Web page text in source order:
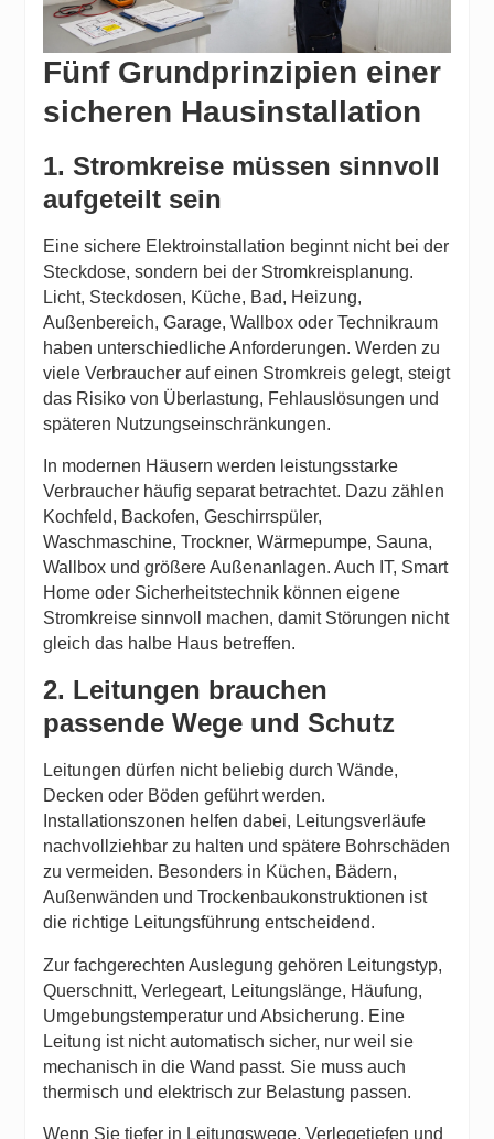
Fünf Grundprinzipien einer
sicheren Hausinstallation
1. Stromkreise müssen sinnvoll
aufgeteilt sein
Eine sichere Elektroinstallation beginnt nicht bei der
Steckdose, sondern bei der Stromkreisplanung.
Licht, Steckdosen, Küche, Bad, Heizung,
Außenbereich, Garage, Wallbox oder Technikraum
haben unterschiedliche Anforderungen. Werden zu
viele Verbraucher auf einen Stromkreis gelegt, steigt
das Risiko von Überlastung, Fehlauslösungen und
späteren Nutzungseinschränkungen.
In modernen Häusern werden leistungsstarke
Verbraucher häufig separat betrachtet. Dazu zählen
Kochfeld, Backofen, Geschirrspüler,
Waschmaschine, Trockner, Wärmepumpe, Sauna,
Wallbox und größere Außenanlagen. Auch IT, Smart
Home oder Sicherheitstechnik können eigene
Stromkreise sinnvoll machen, damit Störungen nicht
gleich das halbe Haus betreffen.
2. Leitungen brauchen
passende Wege und Schutz
Leitungen dürfen nicht beliebig durch Wände,
Decken oder Böden geführt werden.
Installationszonen helfen dabei, Leitungsverläufe
nachvollziehbar zu halten und spätere Bohrschäden
zu vermeiden. Besonders in Küchen, Bädern,
Außenwänden und Trockenbaukonstruktionen ist
die richtige Leitungsführung entscheidend.
Zur fachgerechten Auslegung gehören Leitungstyp,
Querschnitt, Verlegeart, Leitungslänge, Häufung,
Umgebungstemperatur und Absicherung. Eine
Leitung ist nicht automatisch sicher, nur weil sie
mechanisch in die Wand passt. Sie muss auch
thermisch und elektrisch zur Belastung passen.
Wenn Sie tiefer in Leitungswege, Verlegetiefen und